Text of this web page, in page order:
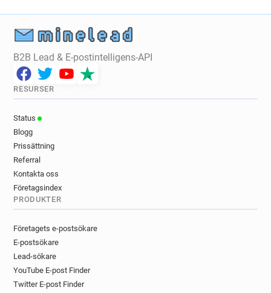
B2B Lead & E-postintelligens-API
RESURSER
Status
Blogg
Prissättning
Referral
Kontakta oss
Företagsindex
PRODUKTER
Företagets e-postsökare
E-postsökare
Lead-sökare
YouTube E-post Finder
Twitter E-post Finder